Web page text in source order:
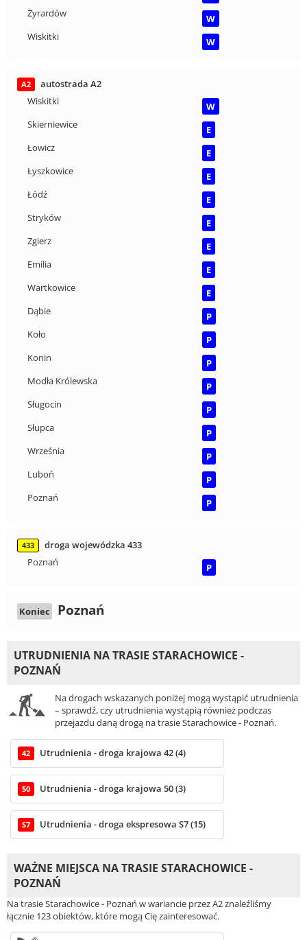
Żyrardów
W
Wiskitki
W
A2
autostrada A2
Wiskitki
W
Skierniewice
E
Łowicz
E
Łyszkowice
E
Łódź
E
Stryków
E
Zgierz
E
Emilia
E
Wartkowice
E
Dąbie
P
Koło
P
Konin
P
Modła Królewska
P
Sługocin
P
Słupca
P
Września
P
Luboń
P
Poznań
P
433
droga wojewódzka 433
Poznań
P
Koniec Poznań
UTRUDNIENIA NA TRASIE STARACHOWICE -
POZNAŃ
Na drogach wskazanych poniżej mogą wystąpić utrudnienia
– sprawdź, czy utrudnienia wystąpią również podczas
przejazdu daną drogą na trasie Starachowice - Poznań.
42 Utrudnienia - droga krajowa 42 (4)
50 Utrudnienia - droga krajowa 50 (3)
S7 Utrudnienia - droga ekspresowa S7 (15)
WAŻNE MIEJSCA NA TRASIE STARACHOWICE -
POZNAŃ
Na trasie Starachowice - Poznań w wariancie przez A2 znaleźliśmy
łącznie 123 obiektów, które mogą Cię zainteresować.